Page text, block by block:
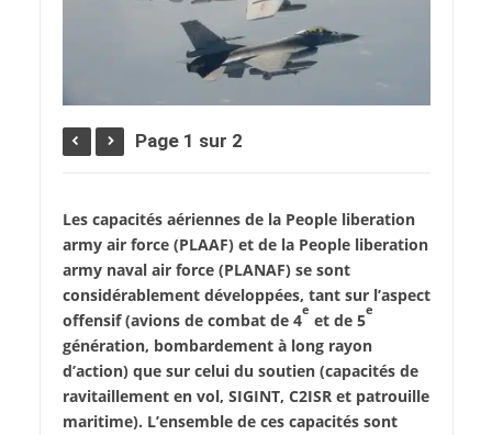
Page 1 sur 2
Les capacités aériennes de la People liberation
army air force (PLAAF) et de la People liberation
army naval air force (PLANAF) se sont
considérablement développées, tant sur l’aspect
offensif (avions de combat de 4
e
et de 5
e
génération, bombardement à long rayon
d’action) que sur celui du soutien (capacités de
ravitaillement en vol, SIGINT, C2ISR et patrouille
maritime). L’ensemble de ces capacités sont